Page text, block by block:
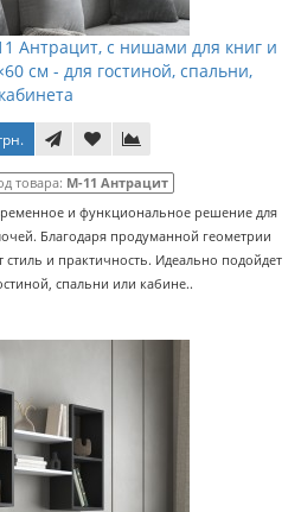
Антрацит, с нишами для книг и
см - для гостиной, спальни,
кабинета
товара: M-11 Антрацит
и функциональное решение для
Благодаря продуманной геометрии
и практичность. Идеально подойдет
спальни или кабине..